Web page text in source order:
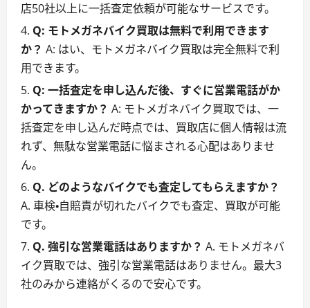
店50社以上に一括査定依頼が可能なサービスです。
Q: モトメガネバイク買取は無料で利用できます
か？ A: はい、モトメガネバイク買取は完全無料で利
用できます。
Q: 一括査定を申し込んだ後、すぐに営業電話がか
かってきますか？ A: モトメガネバイク買取では、一
括査定を申し込んだ時点では、買取店に個人情報は流
れず、無駄な営業電話に悩まされる心配はありませ
ん。
Q. どのようなバイクでも査定してもらえますか？
A. 車検・自賠責が切れたバイクでも査定、買取が可能
です。
Q. 強引な営業電話はありますか？ A. モトメガネバ
イク買取では、強引な営業電話はありません。最大3
社のみから連絡がくるので安心です。